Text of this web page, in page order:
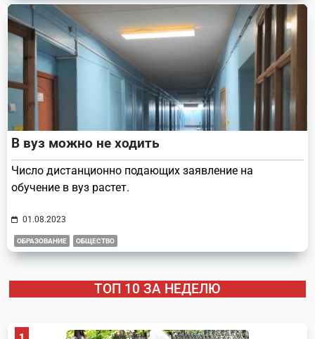
В вуз можно не ходить
Число дистанционно подающих заявление на
обучение в вуз растет.
01.08.2023
ОБРАЗОВАНИЕ ОБЩЕСТВО
ТОП 10 ЗА НЕДЕЛЮ